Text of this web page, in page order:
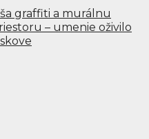
graffiti a murálnu
– umenie oživilo